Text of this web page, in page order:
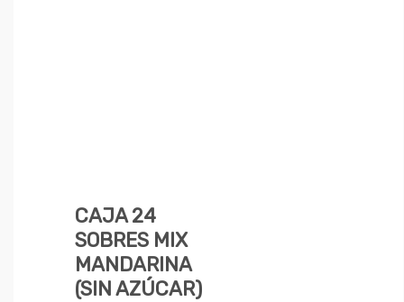
CAJA 24
SOBRES MIX
MANDARINA
(SIN AZÚCAR)